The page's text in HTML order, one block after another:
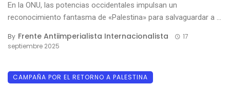
En la ONU, las potencias occidentales impulsan un
reconocimiento fantasma de «Palestina» para salvaguardar a ...
By Frente Antiimperialista Internacionalista
17
septiembre 2025
CAMPAÑA POR EL RETORNO A PALESTINA